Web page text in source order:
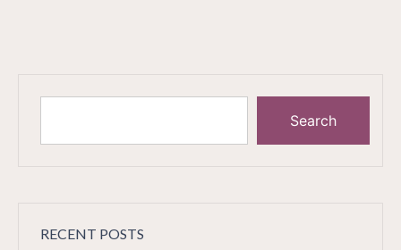
Search
RECENT POSTS